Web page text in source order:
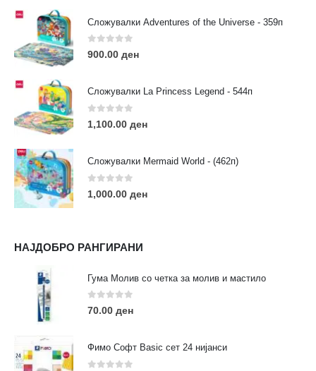
Сложувалки Adventures of the Universe - 359п
0out of 5
900.00 ден
Сложувалки La Princess Legend - 544п
0 out of 5
1,100.00 ден
Сложувалки Mermaid World - (462п)
0 out of 5
1,000.00 ден
НАЈДОБРО РАНГИРАНИ
Гума Молив со четка за молив и мастило
0out of 5
70.00 ден
Фимо Софт Basic сет 24 нијанси
contact@moehobi.mk
РАБОТНО ВРЕМЕ:
Пон - Саб / 09:00 - 21:00
ЛИНКОВИ
Услови за користење
Големопродажба
Кариера
За нас
Нашите локации
ПОПУЛАРНИ ТАГОВИ
eurodanvest FIMO Креативни Сетови
markers
rapitografi sketch staedtler